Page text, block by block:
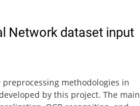
Network dataset input
methodologies in
by this project. The main